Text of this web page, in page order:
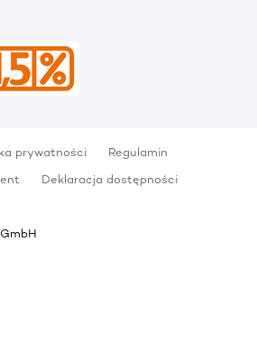
prywatności
Regulamin
Deklaracja dostępności